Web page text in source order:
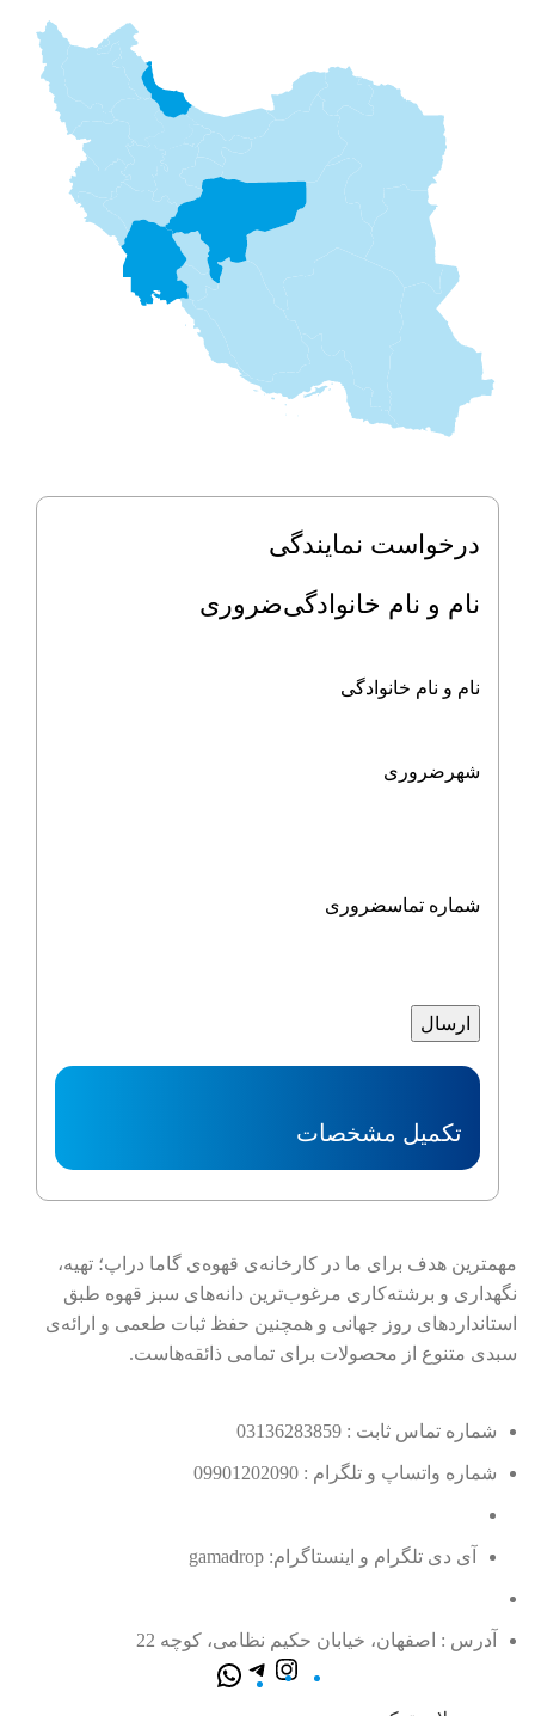
درخواست نمایندگی
نام و نام خانوادگیضروری
نام و نام خانوادگی
شهر ضروری
شماره تماسضروری
تکمیل مشخصات
مهمترین هدف برای ما در کارخانه‌ی قهوه‌ی گاما دراپ؛ تهیه،
نگهداری و برشته‌کاری مرغوب‌ترین دانه‌های سبز قهوه طبق
استانداردهای روز جهانی و همچنین حفظ ثبات طعمی و ارائه‌ی
سبدی متنوع از محصولات برای تمامی ذائقه‌هاست.
شماره تماس ثابت : 03136283859
شماره واتساپ و تلگرام : 09901202090
آی دی تلگرام و اینستاگرام: gamadrop
آدرس : اصفهان، خیابان حکیم نظامی، کوچه 22